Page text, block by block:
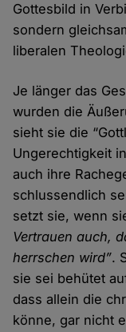
Gottesbild in
sondern
liberalen
Je länger das
wurden die
sieht sie die
Ungerechtigkeit
auch ihre
schlussendlich
setzt sie, wenn
Vertrauen auch,
herrschen wird”.
sie sei behütet
dass allein die
könne, gar nicht